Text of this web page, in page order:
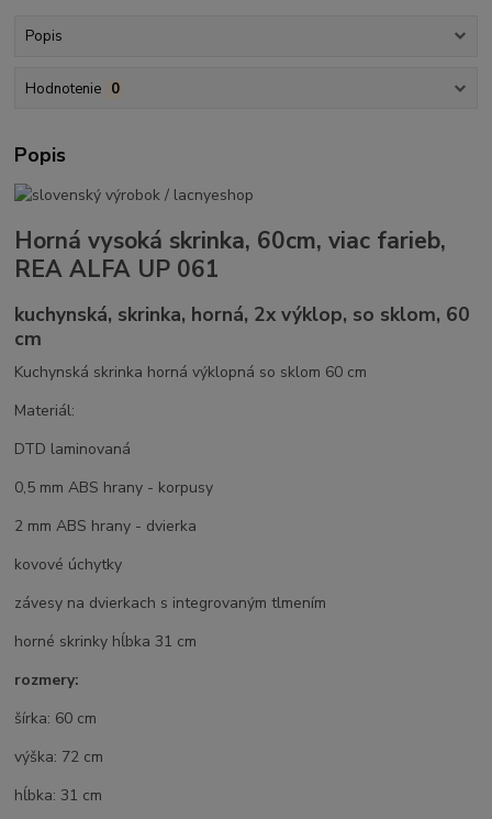
Popis
Hodnotenie 0
Popis
Horná vysoká skrinka, 60cm, viac farieb,
REA ALFA UP 061
kuchynská, skrinka, horná, 2x výklop, so sklom, 60
cm
Kuchynská skrinka horná výklopná so sklom 60 cm
Materiál:
DTD laminovaná
0,5 mm ABS hrany - korpusy
2 mm ABS hrany - dvierka
kovové úchytky
závesy na dvierkach s integrovaným tlmením
horné skrinky hĺbka 31 cm
rozmery:
šírka: 60 cm
výška: 72 cm
hĺbka: 31 cm